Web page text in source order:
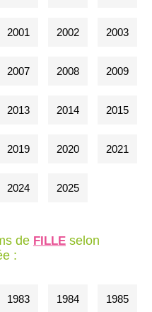
2001 2002 2003
2007 2008 2009
2013 2014 2015
2019 2020 2021
2024 2025
de FILLEselon
:
1983 1984 1985